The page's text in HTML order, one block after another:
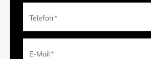
Telefon*
E-Mail*